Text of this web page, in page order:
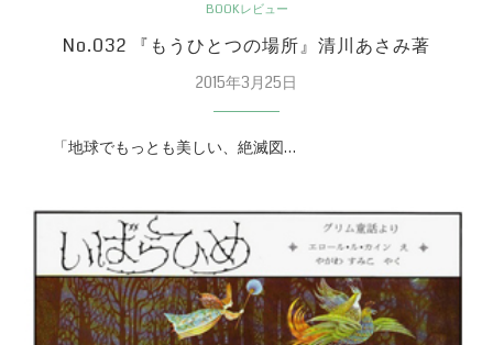
BOOKレビュー
No.032 『もうひとつの場所』清川あさみ著
2015年3月25日
「地球でもっとも美しい、絶滅図…